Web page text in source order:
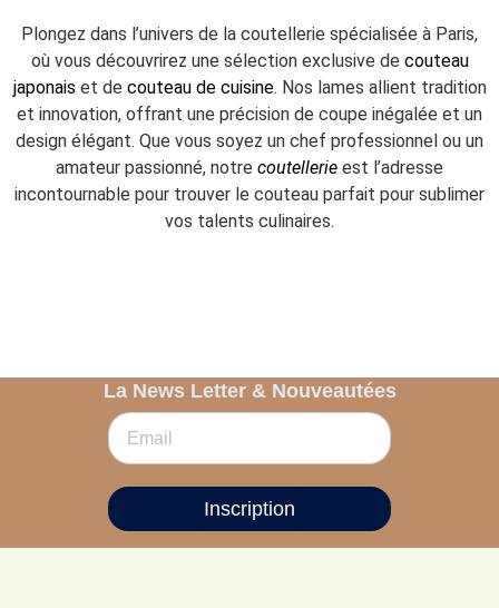
Plongez dans l’univers de la coutellerie spécialisée à Paris,
où vous découvrirez une sélection exclusive de couteau
japonais et de couteau de cuisine. Nos lames allient tradition
et innovation, offrant une précision de coupe inégalée et un
design élégant. Que vous soyez un chef professionnel ou un
amateur passionné, notre coutellerie est l’adresse
incontournable pour trouver le couteau parfait pour sublimer
vos talents culinaires.
La News Letter & Nouveautées
Inscription